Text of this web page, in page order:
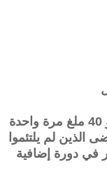
شفاء التهاب المريء التآكلي : 20 ملغ أو 40 ملغ مرة واحدة
للمرضى الذين لم يلتئموا
في دورة إضافية